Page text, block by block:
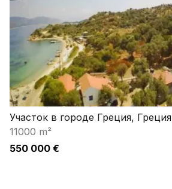
Участок в городе Греция, Греция
11000 m²
550 000 €